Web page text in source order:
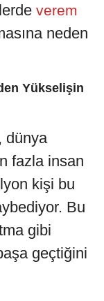
verem
neden
Yükselişin
dünya
fazla insan
kişi bu
Bu
gibi
geçtiğini